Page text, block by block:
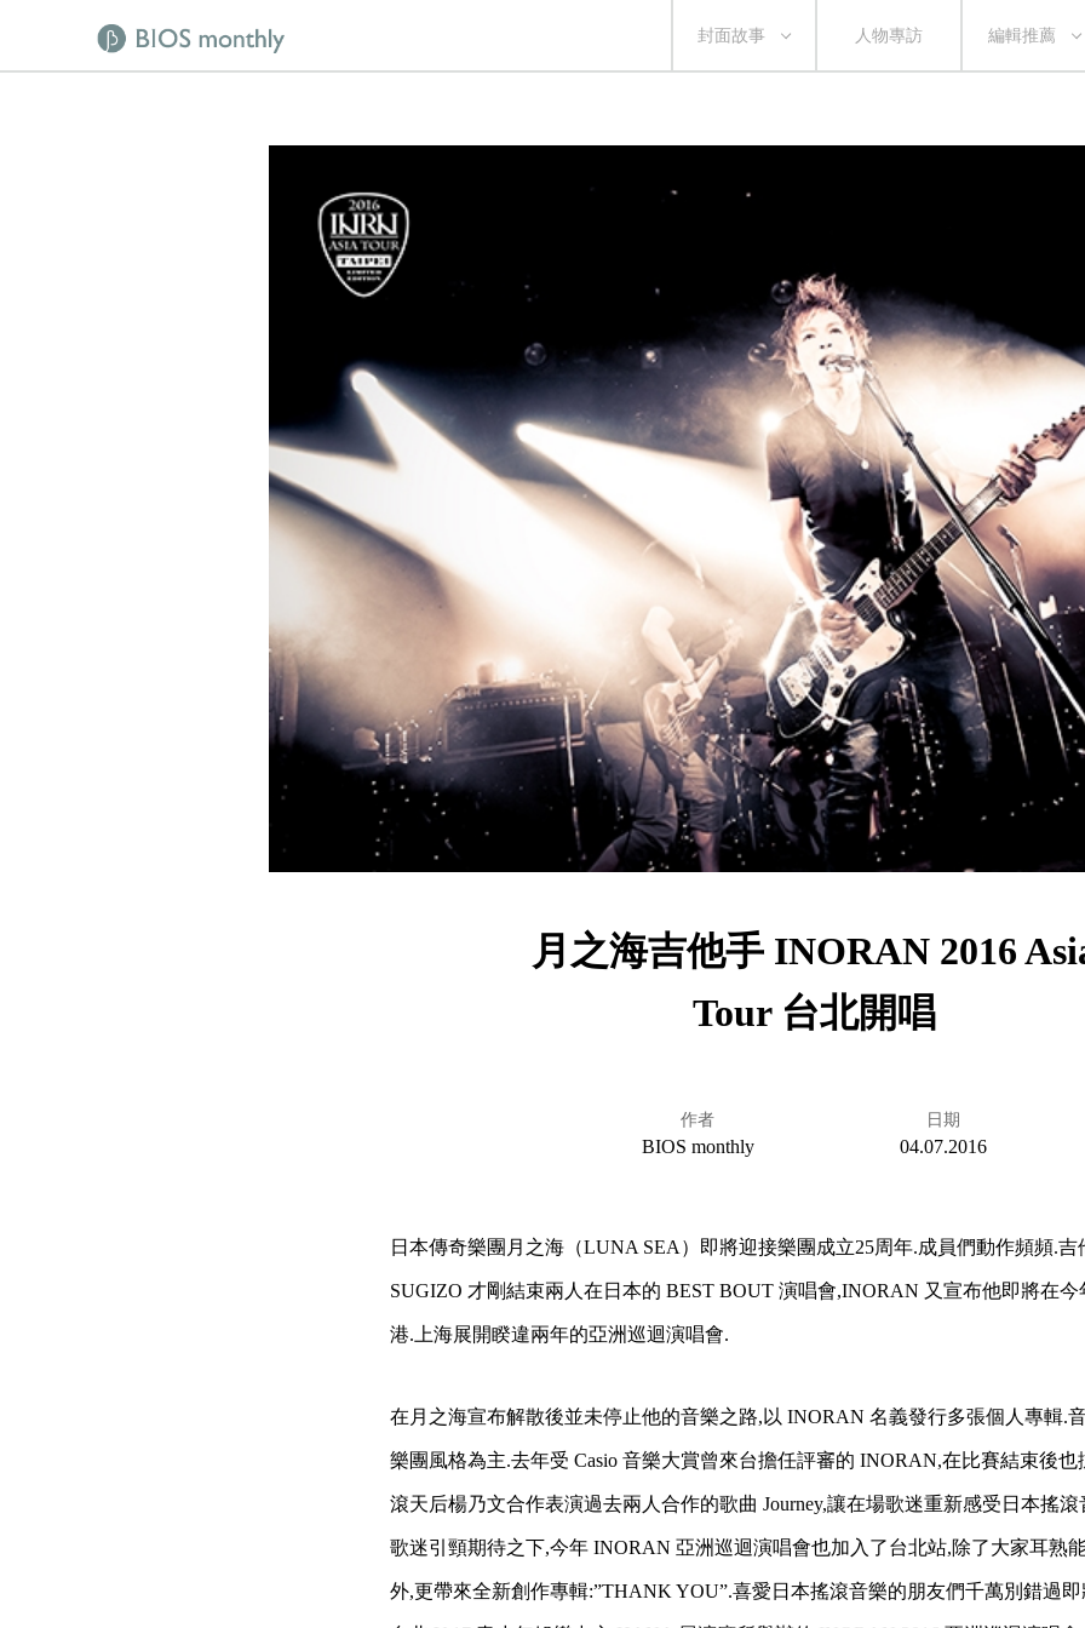
封面故事 人物專訪 編輯推薦
月之海吉他手 INORAN 2016
Tour 台北開唱
作者
BIOS monthly
日期
04.07.2016
日本傳奇樂團月之海（LUNA SEA）即將迎接樂團成立25周年.成員們動作頻頻.
SUGIZO 才剛結束兩人在日本的 BEST BOUT 演唱會,INORAN 又宣布他即將在今
港.上海展開睽違兩年的亞洲巡迴演唱會.
在月之海宣布解散後並未停止他的音樂之路,以 INORAN 名義發行多張個人專輯.
樂團風格為主.去年受 Casio 音樂大賞曾來台擔任評審的 INORAN,在比賽結束後
滾天后楊乃文合作表演過去兩人合作的歌曲 Journey,讓在場歌迷重新感受日本搖
歌迷引頸期待之下,今年 INORAN 亞洲巡迴演唱會也加入了台北站,除了大家耳熟
外,更帶來全新創作專輯:”THANK YOU”.喜愛日本搖滾音樂的朋友們千萬別錯過即